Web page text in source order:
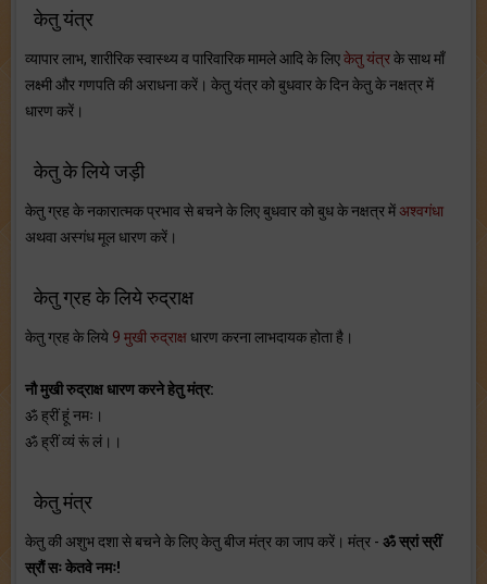
केतु यंत्र
व्यापार लाभ, शारीरिक स्वास्थ्य व पारिवारिक मामले आदि के लिएकेतु यंत्रके साथ माँ
लक्ष्मी और गणपति की अराधना करें। केतु यंत्र को बुधवार के दिन केतु के नक्षत्र में
धारण करें।
केतु के लिये जड़ी
केतु ग्रह के नकारात्मक प्रभाव से बचने के लिए बुधवार को बुध के नक्षत्र मेंअश्वगंधा
अथवा अस्गंध मूल धारण करें।
केतु ग्रह के लिये रुद्राक्ष
केतु ग्रह के लिये 9 मुखी रुद्राक्षधारण करना लाभदायक होता है।
नौ मुखी रुद्राक्ष धारण करने हेतु मंत्र:
ॐ ह्रीं हूं नमः।
ॐ ह्रीं व्यं रूं लं।।
केतु मंत्र
केतु की अशुभ दशा से बचने के लिए केतु बीज मंत्र का जाप करें। मंत्र - ॐ स्रां स्रीं
स्रौं सः केतवे नमः!